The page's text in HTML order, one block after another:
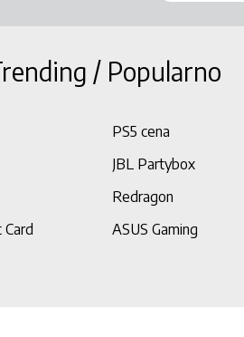
/ Popularno
PS5 cena
JBL Partybox
Redragon
ASUS Gaming